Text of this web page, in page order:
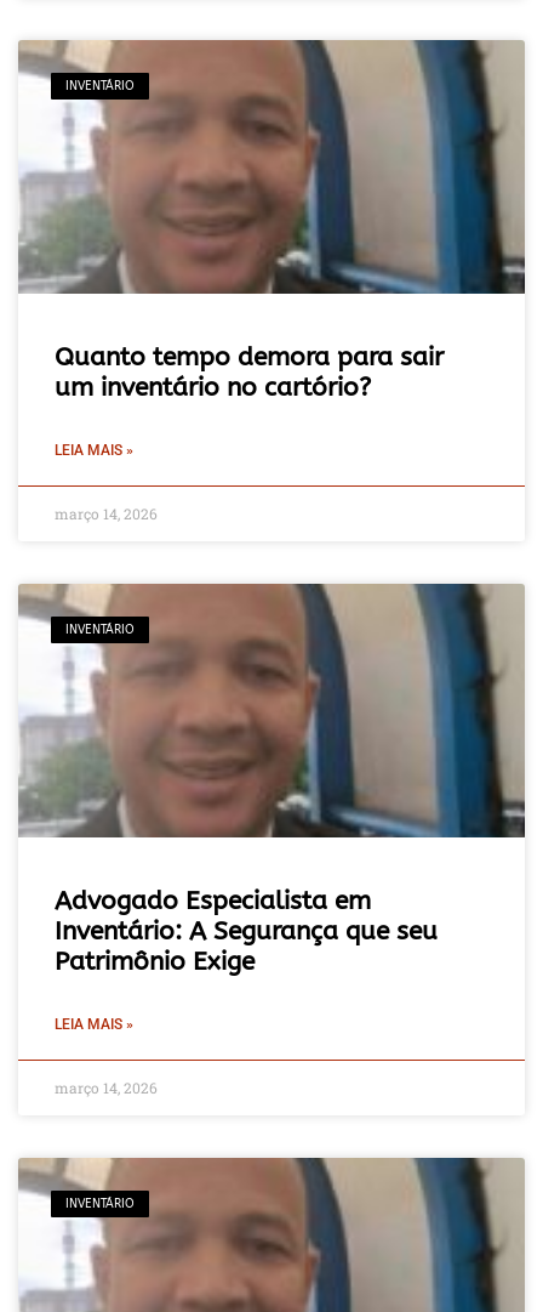
INVENTÁRIO
Quanto tempo demora para sair
um inventário no cartório?
LEIA MAIS »
março 14, 2026
INVENTÁRIO
Advogado Especialista em
Inventário: A Segurança que seu
Patrimônio Exige
LEIA MAIS »
março 14, 2026
INVENTÁRIO